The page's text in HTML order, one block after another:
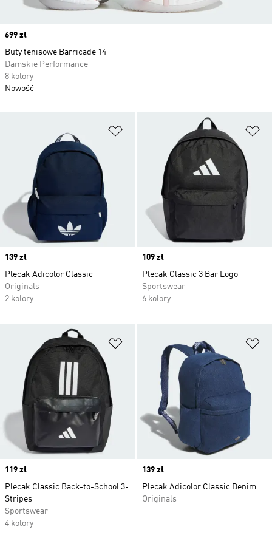
Dodaj do listy życzeń
Price
139 zł
Plecak Adicolor Classic
Originals
2 kolory
Price
109 zł
Plecak Classic 3 Bar Logo
Sportswear
6 kolory
Dodaj do listy życzeń
Price
119 zł
Plecak Classic Back-to-School 3-
Stripes
Sportswear
4 kolory
Price
139 zł
Plecak Adicolor Classic Denim
Originals
Price
699 zł
Buty tenisowe Barricade 14
Damskie Performance
8 kolory
Nowość